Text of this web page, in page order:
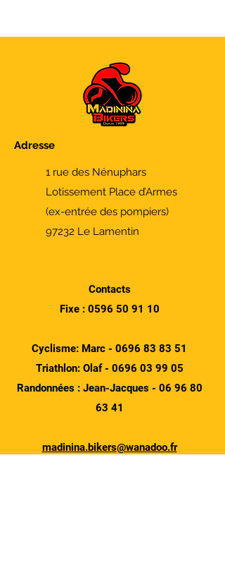
Adresse
1 rue des Nénuphars
Lotissement Place d’Armes
(ex-entrée des pompiers)
97232 Le Lamentin
Contacts
Fixe : 0596 50 91 10
Cyclisme: Marc - 0696 83 83 51
Triathlon: Olaf - 0696 03 99 05
Randonnées : Jean-Jacques - 06 96 80
63 41
madinina.bikers@wanadoo.fr